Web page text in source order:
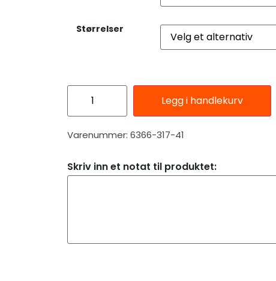
Størrelser
Legg i handlekurv
Varenummer: 6366-317-41
Skriv inn et notat til produktet: